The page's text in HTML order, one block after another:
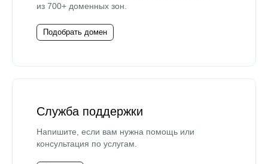
из 700+ доменных зон.
Подобрать домен
Служба поддержки
Напишите, если вам нужна помощь или
консультация по услугам.